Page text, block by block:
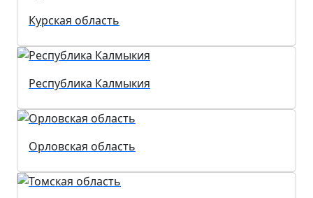
Курская область
Республика Калмыкия
Орловская область